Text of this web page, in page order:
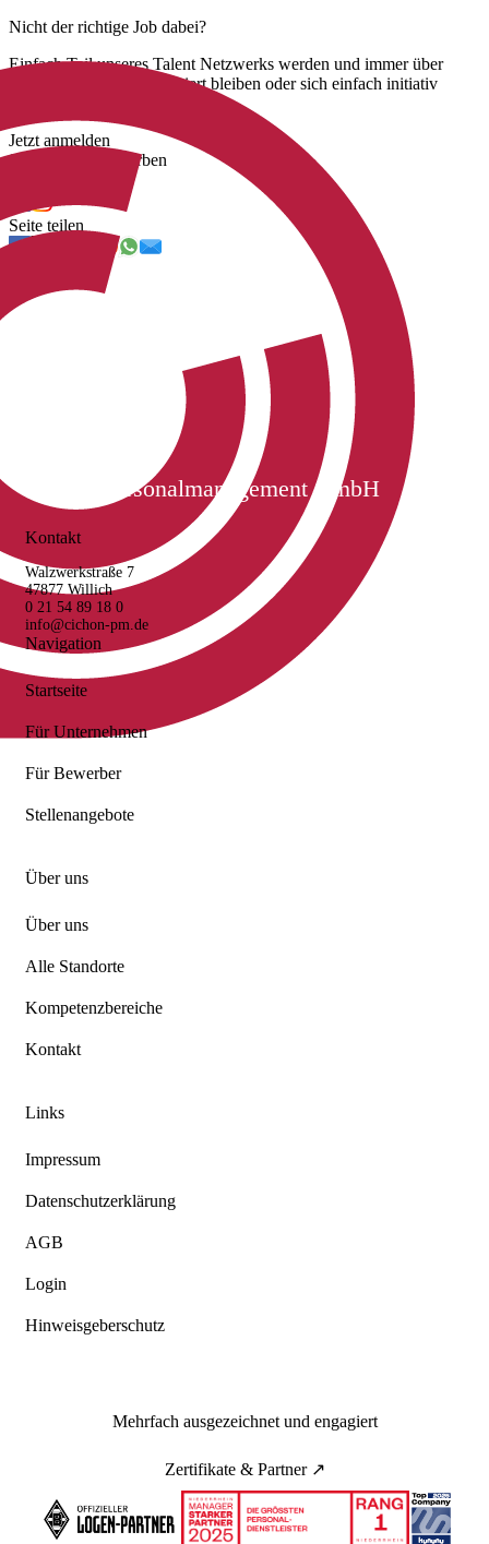
Nicht der richtige Job dabei?
Einfach Teil unseres Talent Netzwerks werden und immer über
unsere neuen Jobs informiert bleiben oder sich einfach initiativ
Jetzt anmelden
Jetzt initiativ bewerben
Seite teilen
Cichon Personalmanagement GmbH
Kontakt
Walzwerkstraße 7
47877 Willich
0 21 54 89 18 0
info@cichon-pm.de
Navigation
Startseite
Für Unternehmen
Für Bewerber
Stellenangebote
Über uns
Über uns
Alle Standorte
Kompetenzbereiche
Kontakt
Links
Impressum
Datenschutzerklärung
AGB
Login
Hinweisgeberschutz
Mehrfach ausgezeichnet und engagiert
Zertifikate & Partner ↗